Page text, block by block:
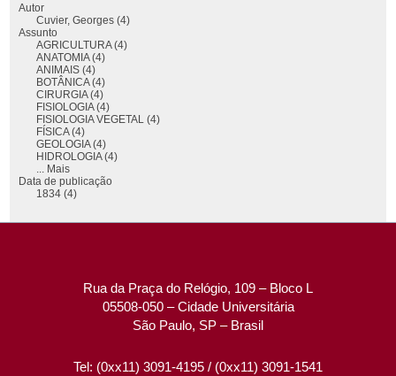
Autor
Cuvier, Georges (4)
Assunto
AGRICULTURA (4)
ANATOMIA (4)
ANIMAIS (4)
BOTÂNICA (4)
CIRURGIA (4)
FISIOLOGIA (4)
FISIOLOGIA VEGETAL (4)
FÍSICA (4)
GEOLOGIA (4)
HIDROLOGIA (4)
... Mais
Data de publicação
1834 (4)
Rua da Praça do Relógio, 109 – Bloco L
05508-050 – Cidade Universitária
São Paulo, SP – Brasil
Tel: (0xx11) 3091-4195 / (0xx11) 3091-1541